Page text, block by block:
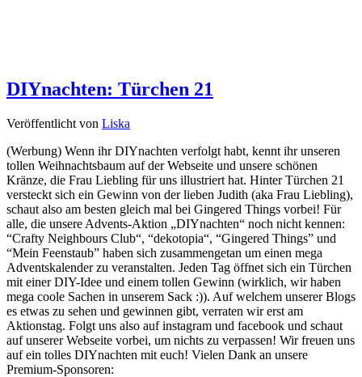
DIYnachten: Türchen 21
Veröffentlicht von Liska
(Werbung) Wenn ihr DIYnachten verfolgt habt, kennt ihr unseren
tollen Weihnachtsbaum auf der Webseite und unsere schönen
Kränze, die Frau Liebling für uns illustriert hat. Hinter Türchen 21
versteckt sich ein Gewinn von der lieben Judith (aka Frau Liebling),
schaut also am besten gleich mal bei Gingered Things vorbei! Für
alle, die unsere Advents-Aktion „DIYnachten“ noch nicht kennen:
“Crafty Neighbours Club“, “dekotopia“, “Gingered Things” und
“Mein Feenstaub” haben sich zusammengetan um einen mega
Adventskalender zu veranstalten. Jeden Tag öffnet sich ein Türchen
mit einer DIY-Idee und einem tollen Gewinn (wirklich, wir haben
mega coole Sachen in unserem Sack :)). Auf welchem unserer Blogs
es etwas zu sehen und gewinnen gibt, verraten wir erst am
Aktionstag. Folgt uns also auf instagram und facebook und schaut
auf unserer Webseite vorbei, um nichts zu verpassen! Wir freuen uns
auf ein tolles DIYnachten mit euch! Vielen Dank an unsere
Premium-Sponsoren: